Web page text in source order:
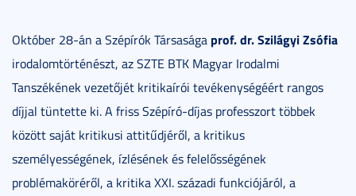
Október 28-án a Szépírók Társasága prof. dr. Szilágyi Zsófia
irodalomtörténészt, az SZTE BTK Magyar Irodalmi
Tanszékének vezetőjét kritikaírói tevékenységéért rangos
díjjal tüntette ki. A friss Szépíró-díjas professzort többek
között saját kritikusi attitűdjéről, a kritikus
személyességének, ízlésének és felelősségének
problémaköréről, a kritika XXI. századi funkciójáról, a